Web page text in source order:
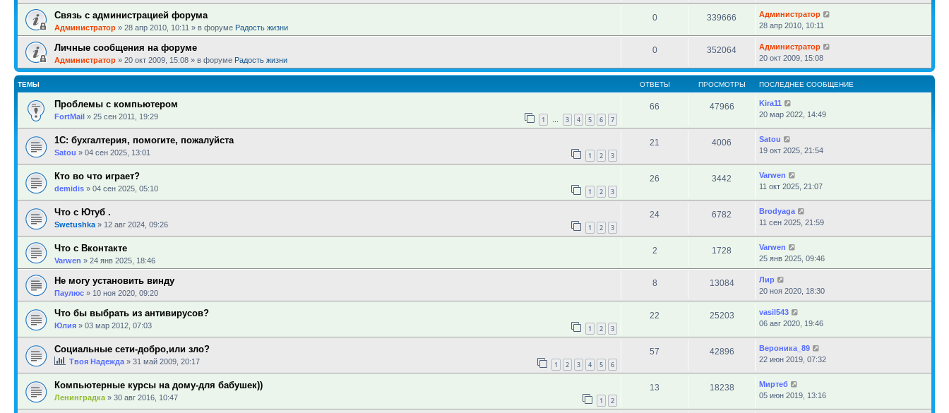
Связь с администрацией форума
Администратор » 28 апр 2010, 10:11 » в форуме Радость жизни
0 339666
Администратор
28 апр 2010, 10:11
Личные сообщения на форуме
Администратор » 20 окт 2009, 15:08 » в форуме Радость жизни
0 352064
Администратор
20 окт 2009, 15:08
ТЕМЫ ОТВЕТЫ ПРОСМОТРЫ ПОСЛЕДНЕЕ СООБЩЕНИЕ
Проблемы с компьютером
FortMail » 25 сен 2011, 19:29 1 … 3 4 5 6 7
66 47966
Kira11
20 мар 2022, 14:49
1С: бухгалтерия, помогите, пожалуйста
Satou » 04 сен 2025, 13:01 1 2 3
21 4006
Satou
19 окт 2025, 21:54
Кто во что играет?
demidis » 04 сен 2025, 05:10 1 2 3
26 3442
Varwen
11 окт 2025, 21:07
Что с Ютуб .
Swetushka » 12 авг 2024, 09:26 1 2 3
24 6782
Brodyaga
11 сен 2025, 21:59
Что с Вконтакте
Varwen » 24 янв 2025, 18:46
2 1728
Varwen
25 янв 2025, 09:46
Не могу установить винду
Паулюс » 10 ноя 2020, 09:20
8 13084
Лир
20 ноя 2020, 18:30
Что бы выбрать из антивирусов?
Юлия » 03 мар 2012, 07:03 1 2 3
22 25203
vasil543
06 авг 2020, 19:46
Социальные сети-добро,или зло?
Твоя Надежда » 31 май 2009, 20:17 1 2 3 4 5 6
57 42896
Вероника_89
22 июн 2019, 07:32
Компьютерные курсы на дому-для бабушек))
Ленинградка » 30 авг 2016, 10:47 1 2
13 18238
Миртеб
05 июн 2019, 13:16